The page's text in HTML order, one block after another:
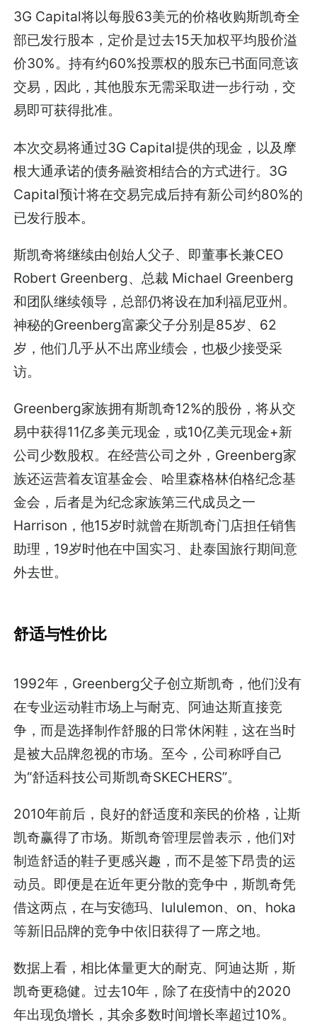
3G Capital将以每股63美元的价格收购斯凯奇全
部已发行股本，定价是过去15天加权平均股价溢
价30%。持有约60%投票权的股东已书面同意该
交易，因此，其他股东无需采取进一步行动，交
易即可获得批准。
本次交易将通过3G Capital提供的现金，以及摩
根大通承诺的债务融资相结合的方式进行。3G
Capital预计将在交易完成后持有新公司约80%的
已发行股本。
斯凯奇将继续由创始人父子、即董事长兼CEO
Robert Greenberg、总裁 Michael Greenberg
和团队继续领导，总部仍将设在加利福尼亚州。
神秘的Greenberg富豪父子分别是85岁、62
岁，他们几乎从不出席业绩会，也极少接受采
访。
Greenberg家族拥有斯凯奇12%的股份，将从交
易中获得11亿多美元现金，或10亿美元现金+新
公司少数股权。在经营公司之外，Greenberg家
族还运营着友谊基金会、哈里森格林伯格纪念基
金会，后者是为纪念家族第三代成员之一
Harrison，他15岁时就曾在斯凯奇门店担任销售
助理，19岁时他在中国实习、赴泰国旅行期间意
外去世。
舒适与性价比
1992年，Greenberg父子创立斯凯奇，他们没有
在专业运动鞋市场上与耐克、阿迪达斯直接竞
争，而是选择制作舒服的日常休闲鞋，这在当时
是被大品牌忽视的市场。至今，公司称呼自己
为“舒适科技公司斯凯奇SKECHERS”。
2010年前后，良好的舒适度和亲民的价格，让斯
凯奇赢得了市场。斯凯奇管理层曾表示，他们对
制造舒适的鞋子更感兴趣，而不是签下昂贵的运
动员。即便是在近年更分散的竞争中，斯凯奇凭
借这两点，在与安德玛、lululemon、on、hoka
等新旧品牌的竞争中依旧获得了一席之地。
数据上看，相比体量更大的耐克、阿迪达斯，斯
凯奇更稳健。过去10年，除了在疫情中的2020
年出现负增长，其余多数时间增长率超过10%。